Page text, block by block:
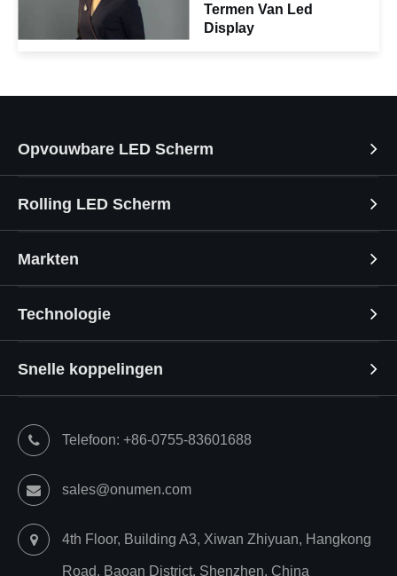
Termen Van Led
Display
Opvouwbare LED Scherm
Rolling LED Scherm
Markten
Technologie
Snelle koppelingen
Telefoon: +86-0755-83601688
sales@onumen.com
4th Floor, Building A3, Xiwan Zhiyuan, Hangkong
Road, Baoan District, Shenzhen, China